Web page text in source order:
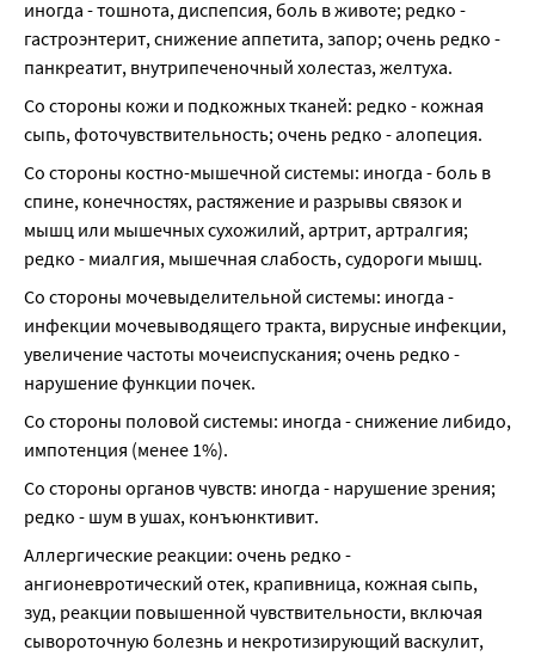
иногда - тошнота, диспепсия, боль в животе; редко -
гастроэнтерит, снижение аппетита, запор; очень редко -
панкреатит, внутрипеченочный холестаз, желтуха.
Со стороны кожи и подкожных тканей: редко - кожная
сыпь, фоточувствительность; очень редко - алопеция.
Со стороны костно-мышечной системы: иногда - боль в
спине, конечностях, растяжение и разрывы связок и
мышц или мышечных сухожилий, артрит, артралгия;
редко - миалгия, мышечная слабость, судороги мышц.
Со стороны мочевыделительной системы: иногда -
инфекции мочевыводящего тракта, вирусные инфекции,
увеличение частоты мочеиспускания; очень редко -
нарушение функции почек.
Со стороны половой системы: иногда - снижение либидо,
импотенция (менее 1%).
Со стороны органов чувств: иногда - нарушение зрения;
редко - шум в ушах, конъюнктивит.
Аллергические реакции: очень редко -
ангионевротический отек, крапивница, кожная сыпь,
зуд, реакции повышенной чувствительности, включая
сывороточную болезнь и некротизирующий васкулит,